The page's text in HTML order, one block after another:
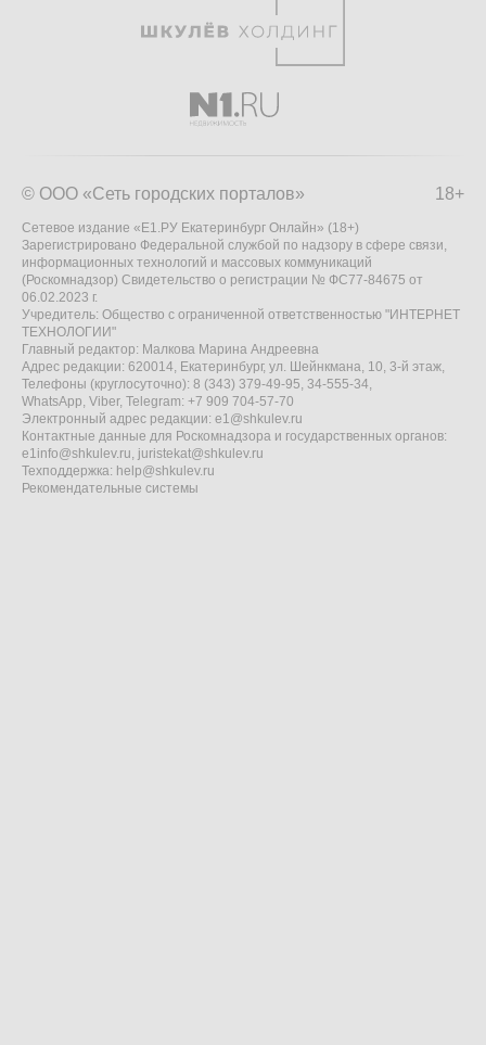
18+
© ООО «Сеть городских порталов»
Сетевое издание «Е1.РУ Екатеринбург Онлайн» (18+)
Зарегистрировано Федеральной службой по надзору в сфере связи,
информационных технологий и массовых коммуникаций
(Роскомнадзор) Свидетельство о регистрации № ФС77-84675 от
06.02.2023 г.
Учредитель: Общество с ограниченной ответственностью "ИНТЕРНЕТ
ТЕХНОЛОГИИ"
Главный редактор: Малкова Марина Андреевна
Адрес редакции: 620014, Екатеринбург, ул. Шейнкмана, 10, 3-й этаж,
Телефоны (круглосуточно): 8 (343) 379-49-95, 34-555-34,
WhatsApp, Viber, Telegram: +7 909 704-57-70
Электронный адрес редакции: e1@shkulev.ru
Контактные данные для Роскомнадзора и государственных органов:
e1info@shkulev.ru, juristekat@shkulev.ru
Техподдержка: help@shkulev.ru
Рекомендательные системы